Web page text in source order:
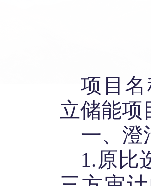
项目
立储能项
一、澄
1.原比